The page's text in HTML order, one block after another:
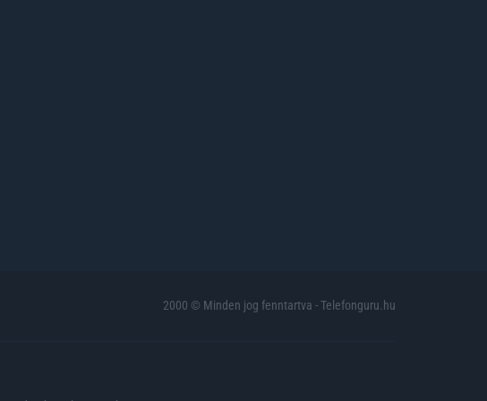
2000 © Minden jog fenntartva - Telefonguru.hu